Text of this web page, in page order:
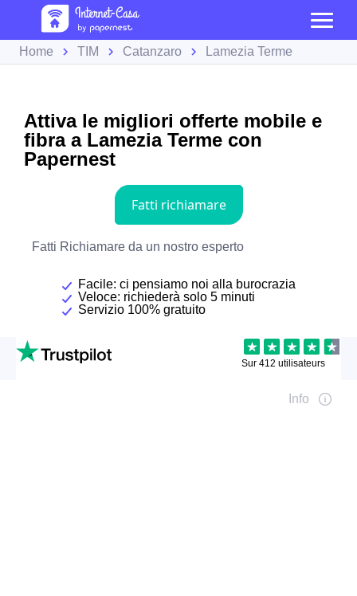
Home TIM Catanzaro Lamezia Terme